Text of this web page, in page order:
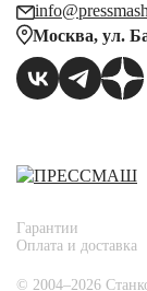
Москва, ул.
Гарантии
Оплата и доставка
© 2004–2026